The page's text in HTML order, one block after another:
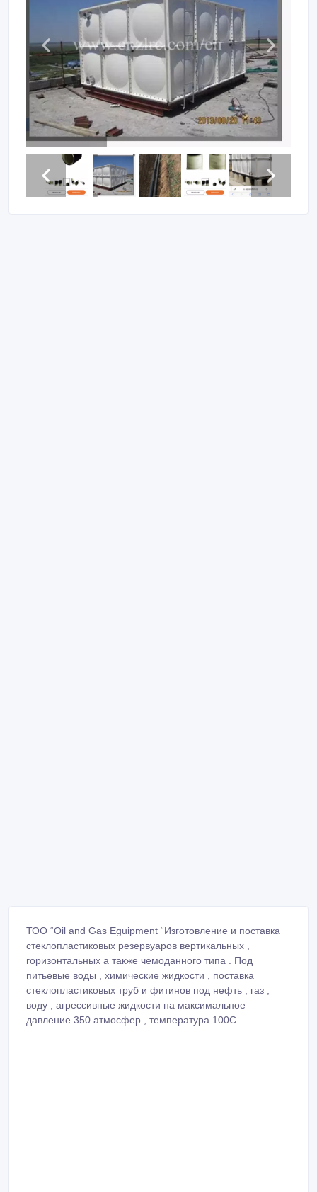
ТОО “Oil and Gas Eguipment “Изготовление и поставка
стеклопластиковых резервуаров вертикальных ,
горизонтальных а также чемоданного типа . Под
питьевые воды , химические жидкости , поставка
стеклопластиковых труб и фитинов под нефть , газ ,
воду , агрессивные жидкости на максимальное
давление 350 атмосфер , температура 100С .